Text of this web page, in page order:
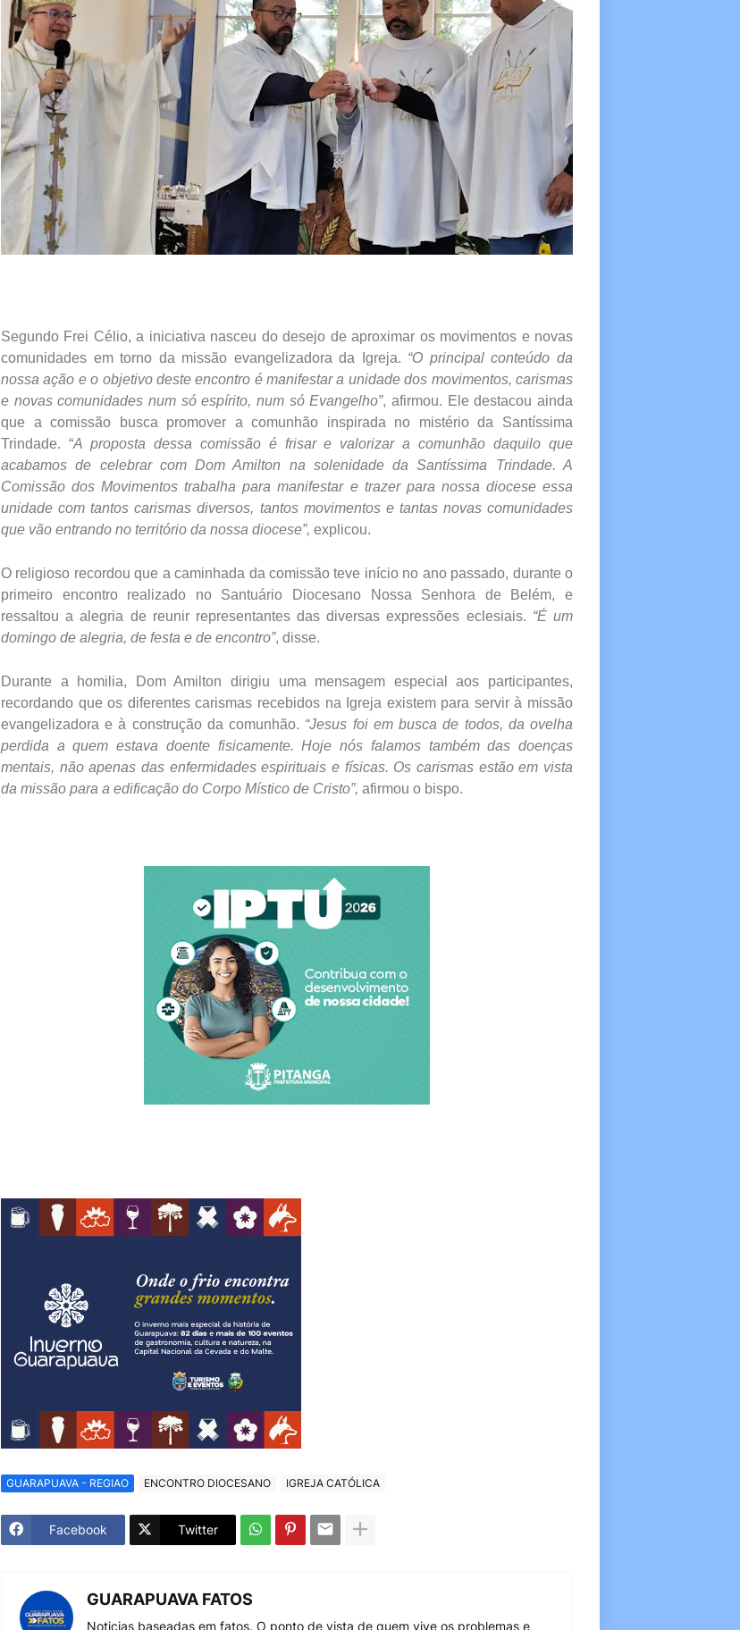
Segundo Frei Célio, a iniciativa nasceu do desejo de aproximar os movimentos e novas
comunidades em torno da missão evangelizadora da Igreja. “O principal conteúdo da
nossa ação e o objetivo deste encontro é manifestar a unidade dos movimentos, carismas
e novas comunidades num só espírito, num só Evangelho”, afirmou. Ele destacou ainda
que a comissão busca promover a comunhão inspirada no mistério da Santíssima
Trindade. “A proposta dessa comissão é frisar e valorizar a comunhão daquilo que
acabamos de celebrar com Dom Amilton na solenidade da Santíssima Trindade. A
Comissão dos Movimentos trabalha para manifestar e trazer para nossa diocese essa
unidade com tantos carismas diversos, tantos movimentos e tantas novas comunidades
que vão entrando no território da nossa diocese”, explicou.
O religioso recordou que a caminhada da comissão teve início no ano passado, durante o
primeiro encontro realizado no Santuário Diocesano Nossa Senhora de Belém, e
ressaltou a alegria de reunir representantes das diversas expressões eclesiais. “É um
domingo de alegria, de festa e de encontro”, disse.
Durante a homilia, Dom Amilton dirigiu uma mensagem especial aos participantes,
recordando que os diferentes carismas recebidos na Igreja existem para servir à missão
evangelizadora e à construção da comunhão. “Jesus foi em busca de todos, da ovelha
perdida a quem estava doente fisicamente. Hoje nós falamos também das doenças
mentais, não apenas das enfermidades espirituais e físicas. Os carismas estão em vista
da missão para a edificação do Corpo Místico de Cristo”, afirmou o bispo.
GUARAPUAVA - REGIAO ENCONTRO DIOCESANO IGREJA CATÓLICA
Facebook Twitter
GUARAPUAVA FATOS
Noticias baseadas em fatos. O ponto de vista de quem vive os problemas e